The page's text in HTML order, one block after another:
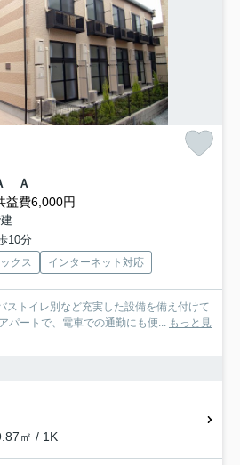
Ａ
益費6,000円
10分
クス インターネット対応
ストイレ別など充実した設備を備え付けて
パートで、電車での通勤にも便... もっと見
㎡ / 1K